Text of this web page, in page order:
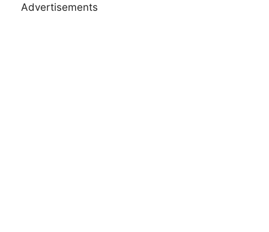
Advertisements